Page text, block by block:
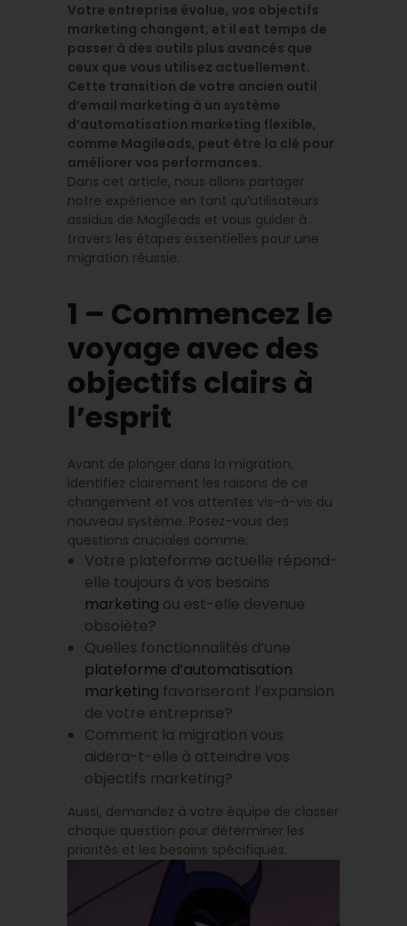
Votre entreprise évolue, vos objectifs
marketing changent, et il est temps de
passer à des outils plus avancés que
ceux que vous utilisez actuellement.
Cette transition de votre ancien outil
d’email marketing à un système
d’automatisation marketing flexible,
comme Magileads, peut être la clé pour
améliorer vos performances.
Dans cet article, nous allons partager
notre expérience en tant qu’utilisateurs
assidus de Magileads et vous guider à
travers les étapes essentielles pour une
migration réussie.
1 – Commencez le
voyage avec des
objectifs clairs à
l’esprit
Avant de plonger dans la migration,
identifiez clairement les raisons de ce
changement et vos attentes vis-à-vis du
nouveau système. Posez-vous des
questions cruciales comme:
Votre plateforme actuelle répond-
elle toujours à vos besoins
marketing ou est-elle devenue
obsolète?
Quelles fonctionnalités d’une
plateforme d’automatisation
marketing favoriseront l’expansion
de votre entreprise?
Comment la migration vous
aidera-t-elle à atteindre vos
objectifs marketing?
Aussi, demandez à votre équipe de classer
chaque question pour déterminer les
priorités et les besoins spécifiques.